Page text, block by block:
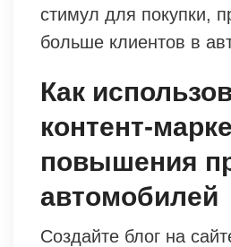
стимул для покупки,
больше клиентов в
Как
контент-
повышения
автомобилей
Создайте блог на